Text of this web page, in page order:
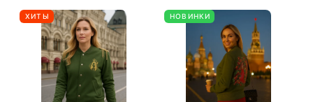
ХИТЫ НОВИНКИ